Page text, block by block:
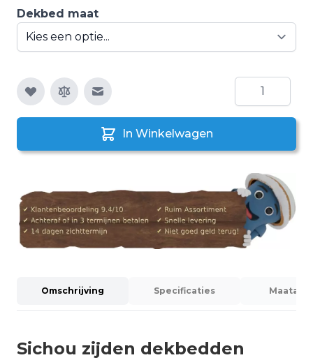
Dekbed maat
E-mail naar een vriend
Aantal
In Winkelwagen
Omschrijving Specificaties
Sichou zijden dekbedden